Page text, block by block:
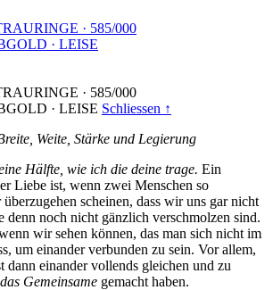
· 585/000
· LEISE
· 585/000
· LEISE Schliessen ↑
Weite, Stärke und Legierung
Hälfte, wie ich die deine trage. Ein
Liebe ist, wenn zwei Menschen so
überzugehen scheinen, dass wir uns gar nicht
denn noch nicht gänzlich verschmolzen sind.
wir sehen können, das man sich nicht im
um einander verbunden zu sein. Vor allem,
dann einander vollends gleichen und zu
das Gemeinsame gemacht haben.